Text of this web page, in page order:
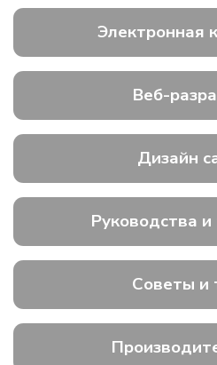
Электронная
Веб-
Дизайн
Руководства
Советы и